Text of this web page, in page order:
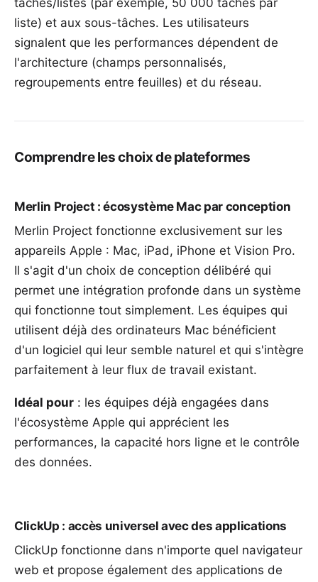
tâches/listes (par exemple, 50 000 tâches par
liste) et aux sous-tâches. Les utilisateurs
signalent que les performances dépendent de
l'architecture (champs personnalisés,
regroupements entre feuilles) et du réseau.
Comprendre les choix de plateformes
Merlin Project : écosystème Mac par conception
Merlin Project fonctionne exclusivement sur les
appareils Apple : Mac, iPad, iPhone et Vision Pro.
Il s'agit d'un choix de conception délibéré qui
permet une intégration profonde dans un système
qui fonctionne tout simplement. Les équipes qui
utilisent déjà des ordinateurs Mac bénéficient
d'un logiciel qui leur semble naturel et qui s'intègre
parfaitement à leur flux de travail existant.
Idéal pour : les équipes déjà engagées dans
l'écosystème Apple qui apprécient les
performances, la capacité hors ligne et le contrôle
des données.
ClickUp : accès universel avec des applications
ClickUp fonctionne dans n'importe quel navigateur
web et propose également des applications de